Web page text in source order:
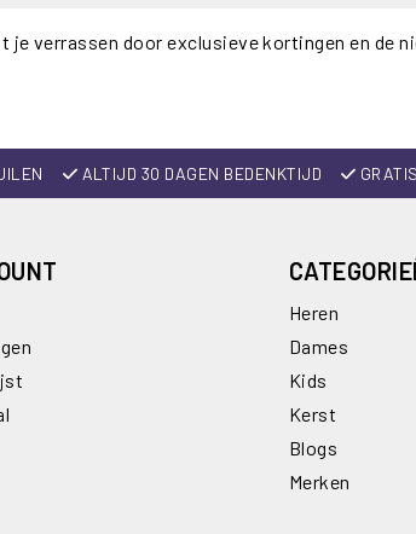
je verrassen door exclusieve kortingen en de
ALTIJD 30 DAGEN BEDENKTIJD
Heren
Dames
Kids
Kerst
Blogs
Merken